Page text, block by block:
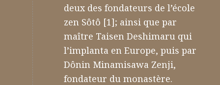
deux des fondateurs de l’école
zen Sôtô [1]; ainsi que par
maître Taisen Deshimaru qui
l’implanta en Europe, puis par
Dônin Minamisawa Zenji,
fondateur du monastère.